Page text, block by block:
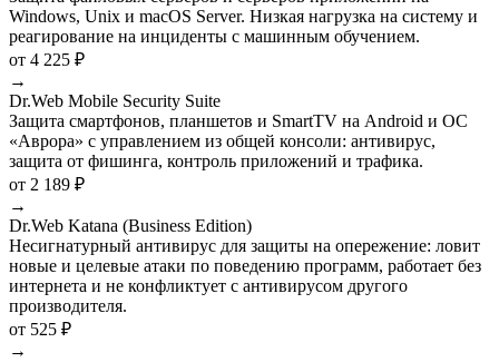
Windows, Unix и macOS Server. Низкая нагрузка на систему и
реагирование на инциденты с машинным обучением.
от 4 225 ₽
→
Dr.Web Mobile Security Suite
Защита смартфонов, планшетов и SmartTV на Android и ОС
«Аврора» с управлением из общей консоли: антивирус,
защита от фишинга, контроль приложений и трафика.
от 2 189 ₽
→
Dr.Web Katana (Business Edition)
Несигнатурный антивирус для защиты на опережение: ловит
новые и целевые атаки по поведению программ, работает без
интернета и не конфликтует с антивирусом другого
производителя.
от 525 ₽
→